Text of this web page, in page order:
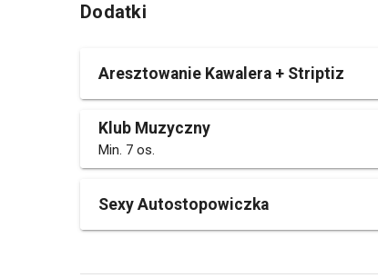
Dodatki
Aresztowanie Kawalera + Striptiz
Klub Muzyczny
Min. 7 os.
Sexy Autostopowiczka